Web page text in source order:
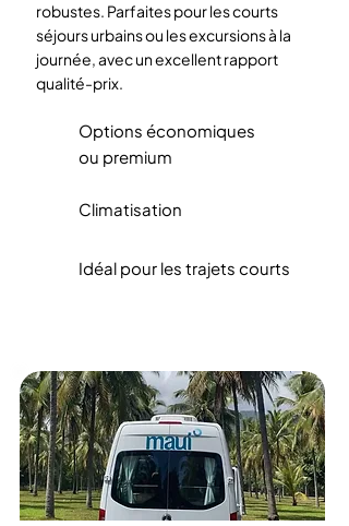
robustes. Parfaites pour les courts
séjours urbains ou les excursions à la
journée, avec un excellent rapport
qualité-prix.
Options économiques
ou premium
Climatisation
Idéal pour les trajets courts